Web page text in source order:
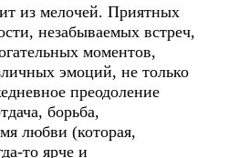
из мелочей. Приятных
незабываемых встреч,
моментов,
эмоций, не только
преодоление
борьба,
любви (которая,
то ярче и